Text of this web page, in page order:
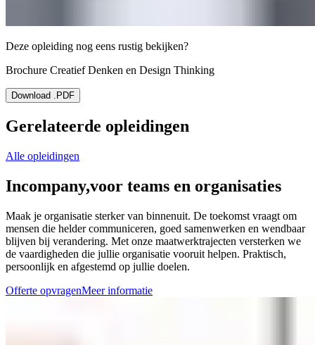
Deze opleiding nog eens rustig bekijken?
Brochure Creatief Denken en Design Thinking
Download .PDF
Gerelateerde opleidingen
Alle opleidingen
Incompany,voor teams en organisaties
Maak je organisatie sterker van binnenuit. De toekomst vraagt om
mensen die helder communiceren, goed samenwerken en wendbaar
blijven bij verandering. Met onze maatwerktrajecten versterken we
de vaardigheden die jullie organisatie vooruit helpen. Praktisch,
persoonlijk en afgestemd op jullie doelen.
Offerte opvragenMeer informatie